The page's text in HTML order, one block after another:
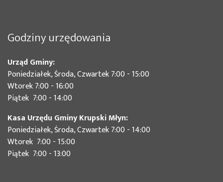
Godziny urzędowania
Urząd Gminy:
Poniedziałek, Środa, Czwartek 7:00 - 15:00
Wtorek 7:00 - 16:00
Piątek 7:00 - 14:00
Kasa Urzędu Gminy Krupski Młyn:
Poniedziałek, Środa, Czwartek 7:00 - 14:00
Wtorek 7:00 - 15:00
Piątek 7:00 - 13:00